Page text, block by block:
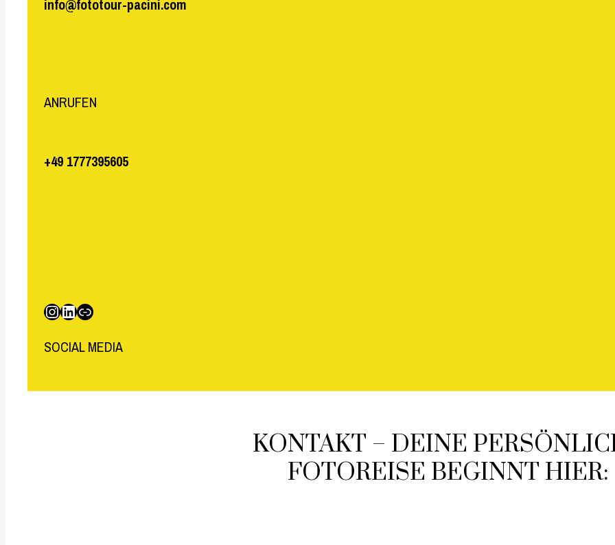
info@fototour-pacini.com
ANRUFEN
+49 1777395605
Instagram
LinkedIn
Link
SOCIAL MEDIA
KONTAKT – DEINE
FOTOREISE BEGINNT HIER: